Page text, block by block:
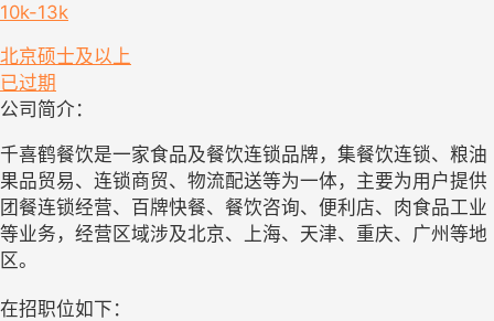
10k-13k
北京硕士及以上
已过期
公司简介：
千喜鹤餐饮是一家食品及餐饮连锁品牌，集餐饮连锁、粮油
果品贸易、连锁商贸、物流配送等为一体，主要为用户提供
团餐连锁经营、百牌快餐、餐饮咨询、便利店、肉食品工业
等业务，经营区域涉及北京、上海、天津、重庆、广州等地
区。
在招职位如下：